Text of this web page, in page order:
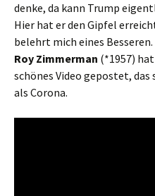
denke, da kann Trump
Hier hat er den Gipfel
belehrt mich eines
Roy Zimmerman (*1957)
schönes Video gepostet,
als Corona.